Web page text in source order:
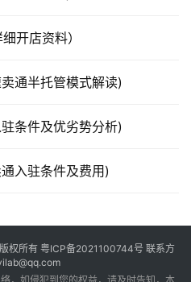
开店资料）
通半托管模式解读)
条件及优劣势分析)
入驻条件及费用)
版权所有 粤ICP备2021100744号 联系方